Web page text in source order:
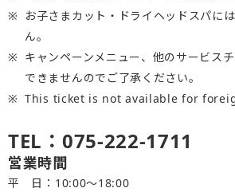
お子さまカット・ドライヘッドスパに
ん。
キャンペーンメニュー、他のサービス
できませんのでご了承ください。
This ticket is not available for
TEL：075-222-1711
営業時間
平 日：10:00～18:00